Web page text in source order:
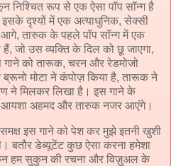
निश्चित रूप से एक ऐसा पॉप सॉन्ग है
दृश्यों में एक अत्याधुनिक, सेक्सी
तारुक के पहले पॉप सॉन्ग में एक
जो उस व्यक्ति के दिल को छू जाएगा,
को तारूक, चरन और रेडमोजो
ब्रूनो मोटा ने कंपोज़ किया है, तारूक ने
ने मिलकर लिखा है। इस गाने के
आयशा अहमद और तारुक नजर आएंगे।
इस गाने को पेश कर मुझे इतनी खुशी
बतौर डेब्यूटेंट कुछ ऐसा करना हमेशा
हम सुकुन की रचना और विज़ुअल के